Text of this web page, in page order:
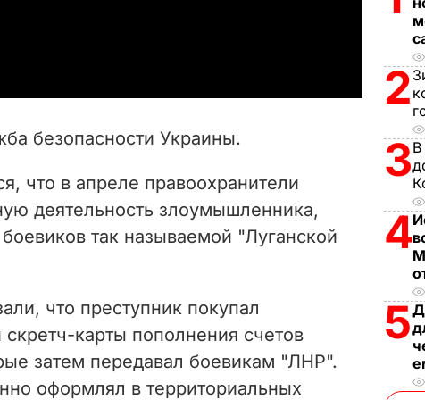
d
e
безопасности Украины.
что в апреле правоохранители
деятельность злоумышленника,
так называемой "Луганской
что преступник покупал
карты пополнения счетов
затем передавал боевикам "ЛНР".
оформлял в территориальных
2
3В
4
5